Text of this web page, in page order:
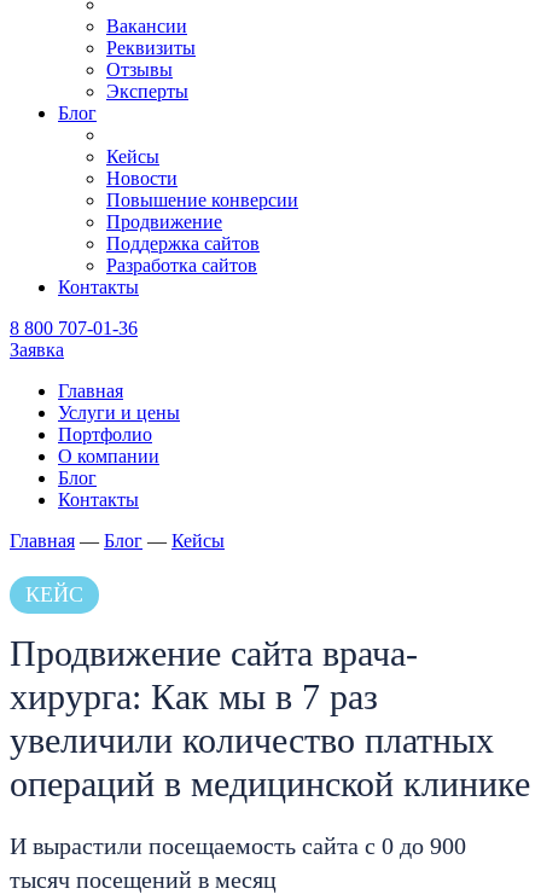
Вакансии
Реквизиты
Отзывы
Эксперты
Блог
Кейсы
Новости
Повышение конверсии
Продвижение
Поддержка сайтов
Разработка сайтов
Контакты
8 800 707-01-36
Заявка
Главная
Услуги и цены
Портфолио
О компании
Блог
Контакты
Главная — Блог — Кейсы
КЕЙС
Продвижение сайта врача-
хирурга: Как мы в 7 раз
увеличили количество платных
операций в медицинской клинике
И вырастили посещаемость сайта с 0 до 900
тысяч посещений в месяц